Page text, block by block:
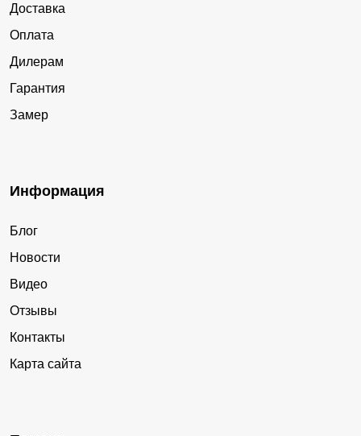
Доставка
Оплата
Дилерам
Гарантия
Замер
Информация
Блог
Новости
Видео
Отзывы
Контакты
Карта сайта